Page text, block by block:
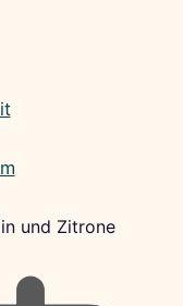
und Zitrone